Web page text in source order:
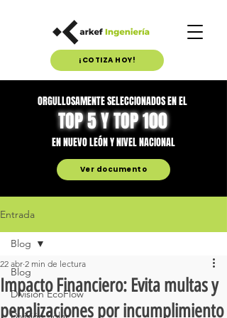
¡COTIZA HOY!
ORGULLOSAMENTE SELECCIONADOS EN EL
TOP 5 Y TOP 100
EN NUEVO LEÓN Y NIVEL NACIONAL
Ver documento
Entrada
Blog
División EcoFlow
Blog
Impacto Financiero: Evita multas y
penalizaciones por incumplimiento
22 abr 2 min de lectura